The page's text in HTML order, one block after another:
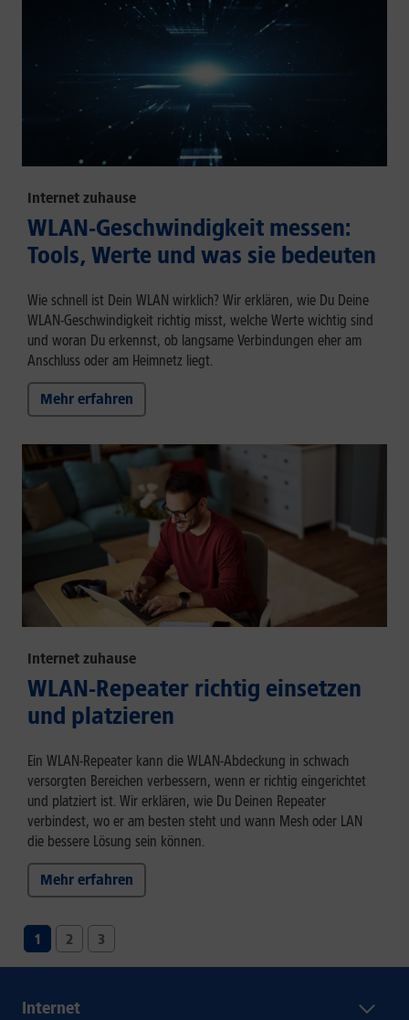
Internet zuhause
WLAN-Geschwindigkeit messen:
Tools, Werte und was sie bedeuten
Wie schnell ist Dein WLAN wirklich? Wir erklären, wie Du Deine
WLAN-Geschwindigkeit richtig misst, welche Werte wichtig sind
und woran Du erkennst, ob langsame Verbindungen eher am
Anschluss oder am Heimnetz liegt.
Mehr erfahren
Internet zuhause
WLAN-Repeater richtig einsetzen
und platzieren
Ein WLAN-Repeater kann die WLAN-Abdeckung in schwach
versorgten Bereichen verbessern, wenn er richtig eingerichtet
und platziert ist. Wir erklären, wie Du Deinen Repeater
verbindest, wo er am besten steht und wann Mesh oder LAN
die bessere Lösung sein können.
Mehr erfahren
1 2 3
Internet